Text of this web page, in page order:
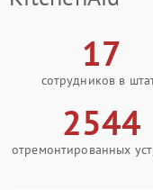
17
сотрудников в
2544
отремонтированных